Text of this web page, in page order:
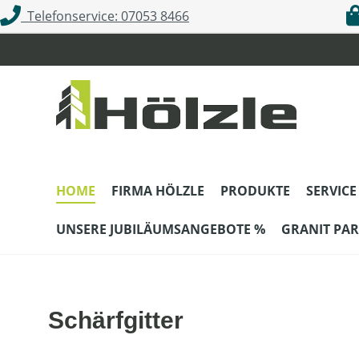
Hauptinhalt springen
Zur Suche springen
Zur Hauptnavigation springen
Telefonservice: 07053 8466
HOME FIRMA HÖLZLE PRODUKTE SERVICE
UNSERE JUBILÄUMSANGEBOTE % GRANIT
Schärfgitter